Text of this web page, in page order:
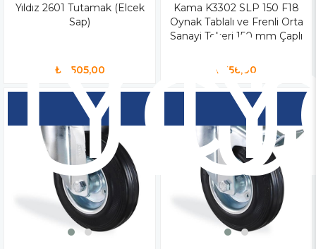
Yıldız 2601 Tutamak (Elcek
Sap)
₺3.505,00
Kama K3302 SLP 150 F18
Oynak Tablalı ve Frenli Orta
Sanayi Tekeri 150 mm Çaplı
₺556,00